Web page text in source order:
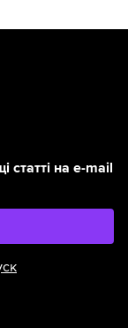
статті на e-mail